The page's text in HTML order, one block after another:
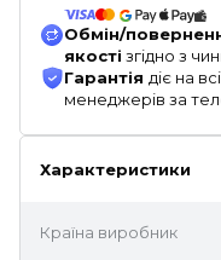
Обмін/
якості згідно з
Гарантія діє на
менеджерів за
Характеристики
Країна виробник